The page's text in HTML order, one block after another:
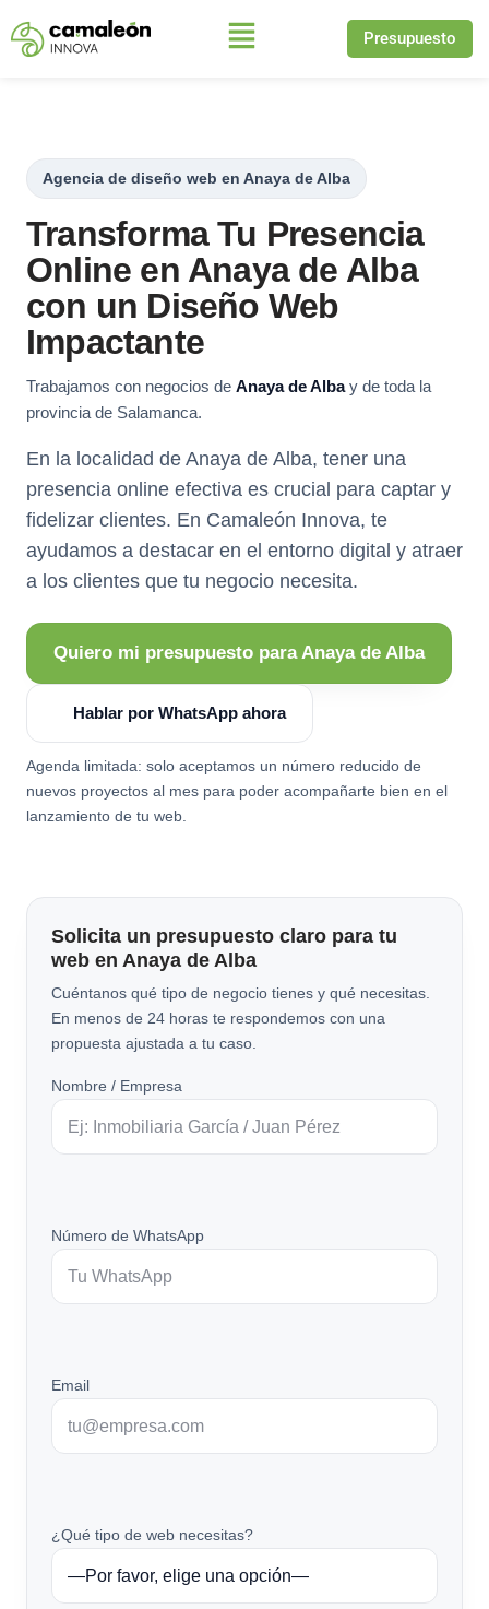
Saltar
Presupuesto
Agencia de diseño web en Anaya de Alba
Transforma Tu Presencia
Online en Anaya de Alba
con un Diseño Web
Impactante
Trabajamos con negocios de Anaya de Albay de toda la
provincia de Salamanca.
En la localidad de Anaya de Alba, tener una
presencia online efectiva es crucial para captar y
fidelizar clientes. En Camaleón Innova, te
ayudamos a destacar en el entorno digital y atraer
a los clientes que tu negocio necesita.
Quiero mi presupuesto para Anaya de Alba
Hablar por WhatsApp ahora
Agenda limitada: solo aceptamos un número reducido de
nuevos proyectos al mes para poder acompañarte bien en el
lanzamiento de tu web.
Solicita un presupuesto claro para tu
web en Anaya de Alba
Cuéntanos qué tipo de negocio tienes y qué necesitas.
En menos de 24 horas te respondemos con una
propuesta ajustada a tu caso.
Nombre / Empresa
Número de WhatsApp
Email
¿Qué tipo de web necesitas?